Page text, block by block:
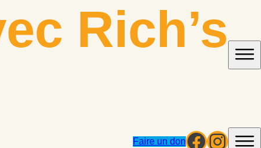
Rich’s
Faire un don